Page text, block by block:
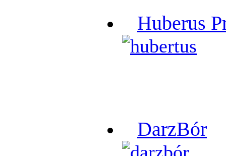
Huberus
DarzBór